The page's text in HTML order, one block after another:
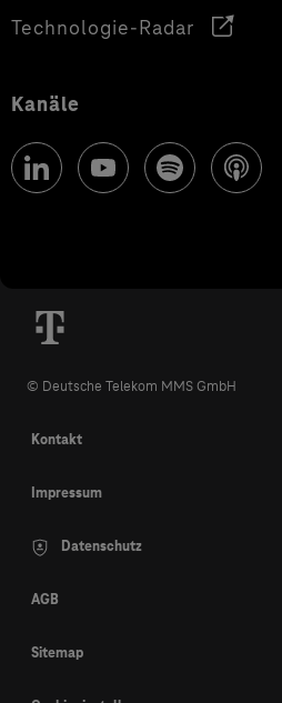
Technologie-Radar
Kanäle
© Deutsche Telekom MMS GmbH
Kontakt
Impressum
Datenschutz
AGB
Sitemap